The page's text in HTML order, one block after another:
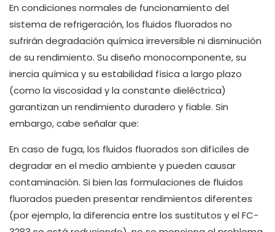
En condiciones normales de funcionamiento del
sistema de refrigeración, los fluidos fluorados no
sufrirán degradación química irreversible ni disminución
de su rendimiento. Su diseño monocomponente, su
inercia química y su estabilidad física a largo plazo
(como la viscosidad y la constante dieléctrica)
garantizan un rendimiento duradero y fiable. Sin
embargo, cabe señalar que:
En caso de fuga, los fluidos fluorados son difíciles de
degradar en el medio ambiente y pueden causar
contaminación. Si bien las formulaciones de fluidos
fluorados pueden presentar rendimientos diferentes
(por ejemplo, la diferencia entre los sustitutos y el FC-